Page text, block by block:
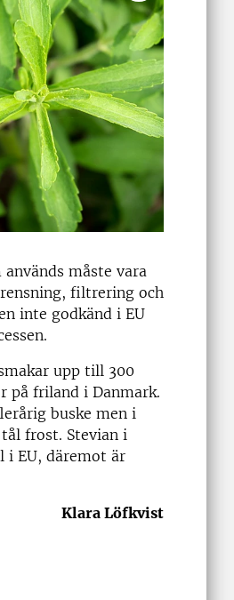
måste vara
filtrering och
inte godkänd i EU
upp till 300
på friland i Danmark.
buske men i
frost. Stevian i
i EU, däremot är
Klara Löfkvist